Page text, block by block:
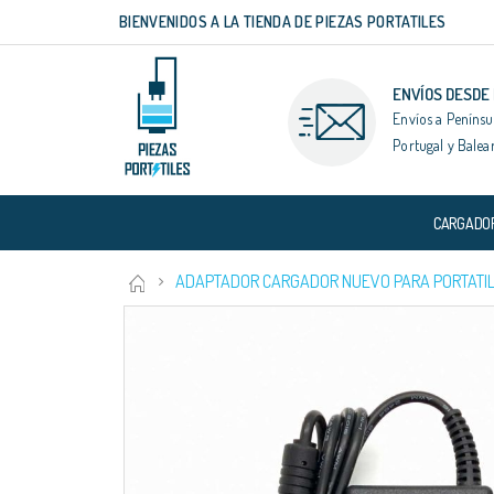
contenido
BIENVENIDOS A LA TIENDA DE PIEZAS PORTATILES
ENVÍOS
Envíos a
Portugal y
ADAPTADOR CARGADOR NUEVO PARA